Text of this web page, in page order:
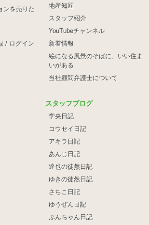
ンを売りた
/ ログイン
地産知匠
スタッフ紹介
YouTubeチャンネル
新着情報
絵になる風景のそばに、 いい住ま
いがある
当社顧問弁護士について
スタッフブログ
学央日記
コウセイ日記
アキラ日記
あんじ日記
達也の徒然日記
ゆきの徒然日記
さちこ日記
ゆうぜん日記
ぶんちゃん日記